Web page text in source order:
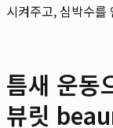
시켜주고, 심박수를
틈새 운동
뷰릿